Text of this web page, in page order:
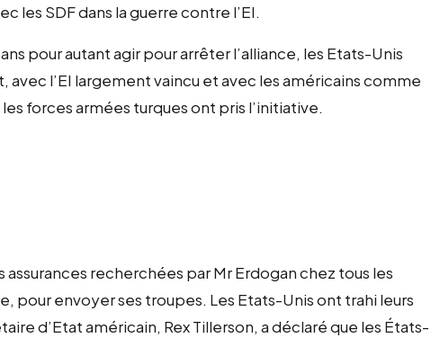
les SDF dans la guerre contre l’EI.
pour autant agir pour arrêter l’alliance, les Etats-Unis
avec l’EI largement vaincu et avec les américains comme
forces armées turques ont pris l’initiative.
assurances recherchées par Mr Erdogan chez tous les
pour envoyer ses troupes. Les Etats-Unis ont trahi leurs
d’Etat américain, Rex Tillerson, a déclaré que les États-